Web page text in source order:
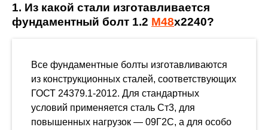
1. Из какой стали изготавливается
фундаментный болт 1.2 М48х2240?
Все фундаментные болты изготавливаются
из конструкционных сталей, соответствующих
ГОСТ 24379.1-2012. Для стандартных
условий применяется сталь Ст3, для
повышенных нагрузок — 09Г2С, а для особо